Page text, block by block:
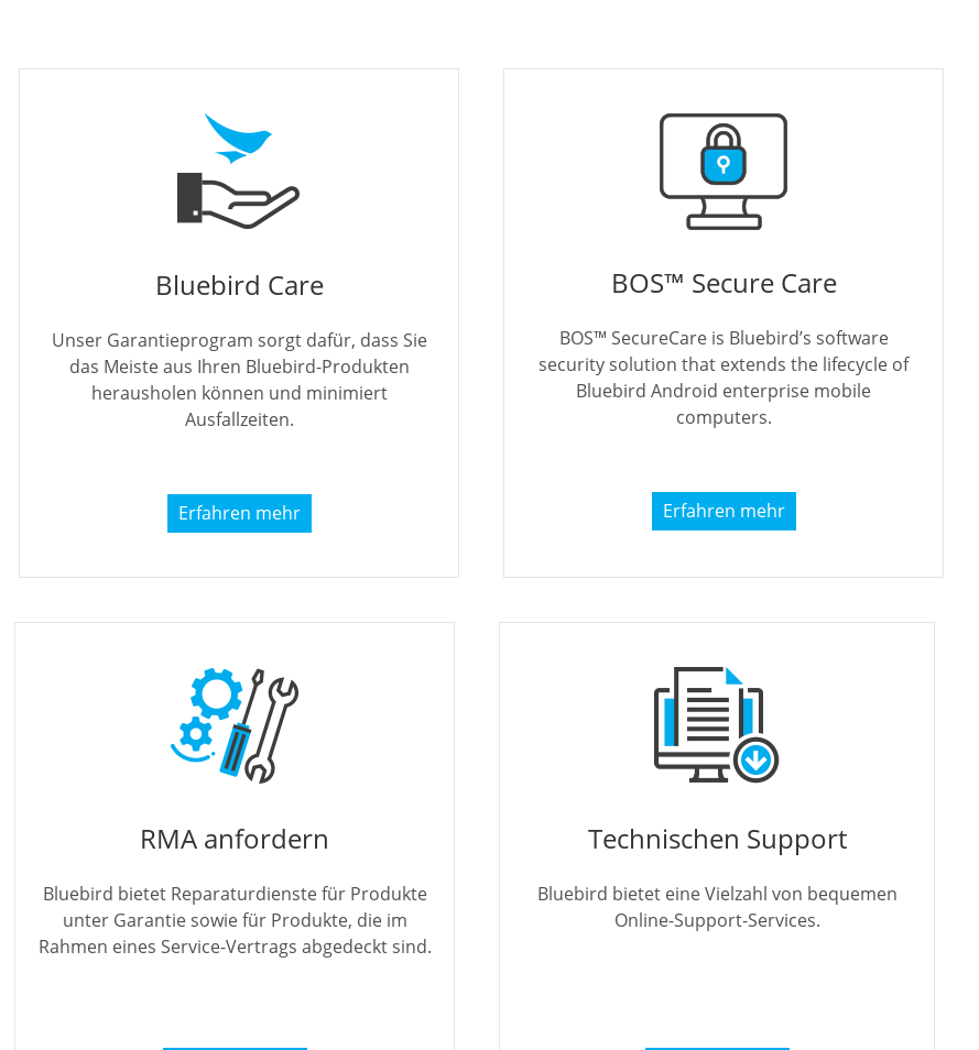
Bluebird Care
Unser Garantieprogram sorgt dafür, dass Sie
das Meiste aus Ihren Bluebird-Produkten
herausholen können und minimiert
Ausfallzeiten.
Erfahren mehr
BOS™ Secure Care
BOS™ SecureCare is Bluebird’s software
security solution that extends the lifecycle of
Bluebird Android enterprise mobile
computers.
Erfahren mehr
RMA anfordern
Bluebird bietet Reparaturdienste für Produkte
unter Garantie sowie für Produkte, die im
Rahmen eines Service-Vertrags abgedeckt sind.
Technischen Support
Bluebird bietet eine Vielzahl von bequemen
Online-Support-Services.